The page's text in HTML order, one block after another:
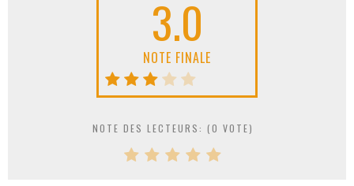
3.0
NOTE FINALE
NOTE DES LECTEURS: (0 VOTE)